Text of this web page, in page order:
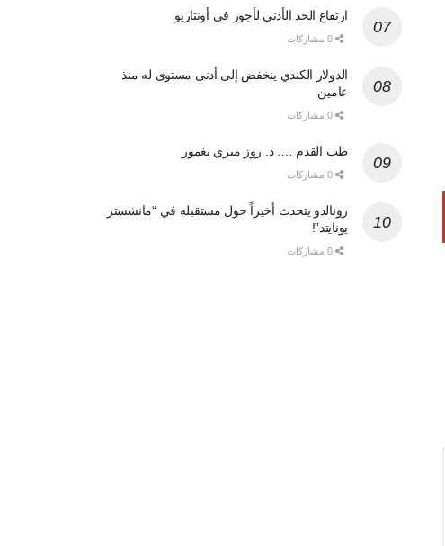
ارتفاع الحد الأدنى لأجور في أونتاريو
الدولار الكندي ينخفض إلى أدنى مستوى له منذ
عامين
طب القدم …. د. روز ميري يغمور
رونالدو يتحدث أخيراً حول مستقبله في “مانشستر
يونايتد”!